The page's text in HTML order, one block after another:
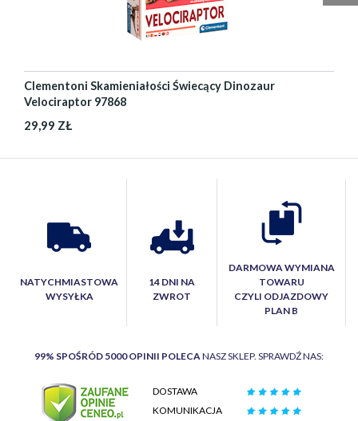
Clementoni Skamieniałości Świecący Dinozaur
Velociraptor 97868
29,99 ZŁ
NATYCHMIASTOWA
WYSYŁKA
14 DNI NA
ZWROT
DARMOWA WYMIANA
TOWARU
CZYLI ODJAZDOWY
PLAN B
99% SPOŚRÓD 5000 OPINII POLECA NASZ SKLEP. SPRAWDŹ NAS:
DOSTAWA
KOMUNIKACJA